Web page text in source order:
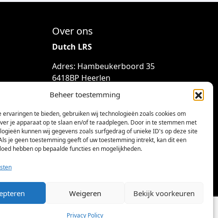
Beheer toestemming
ervaringen te bieden, gebruiken wij technologieën zoals cookies om
je apparaat op te slaan en/of te raadplegen. Door in te stemmen met
kunnen wij gegevens zoals surfgedrag of unieke ID's op deze site
je geen toestemming geeft of uw toestemming intrekt, kan dit een
hebben op bepaalde functies en mogelijkheden.
Weigeren Bekijk voorkeuren
Privacy Policy
Over ons
Dutch LRS
Adres: Hambeukerboord 35
6418BP Heerlen
(geen bezoekadres)
info@dutchlrs.nl
+31 45 2123953
KvK-nummer: 96002824
Btw-id: NL867424114B01